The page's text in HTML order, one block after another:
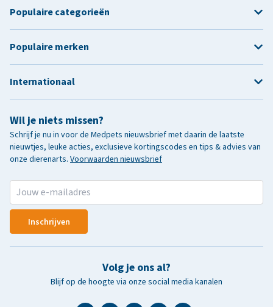
Wil je niets missen?
Schrijf je nu in voor de Medpets nieuwsbrief met daarin de laatste
nieuwtjes, leuke acties, exclusieve kortingscodes en tips & advies van
onze dierenarts. Voorwaarden nieuwsbrief
Inschrijven
Volg je ons al?
Blijf op de hoogte via onze social media kanalen
Populaire categorieën
Populaire merken
Internationaal